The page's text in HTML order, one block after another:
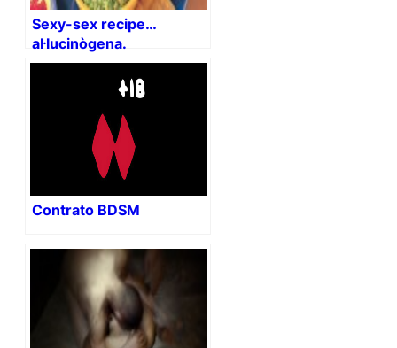
Sexy-sex recipe…
al·lucinògena.
Contrato BDSM